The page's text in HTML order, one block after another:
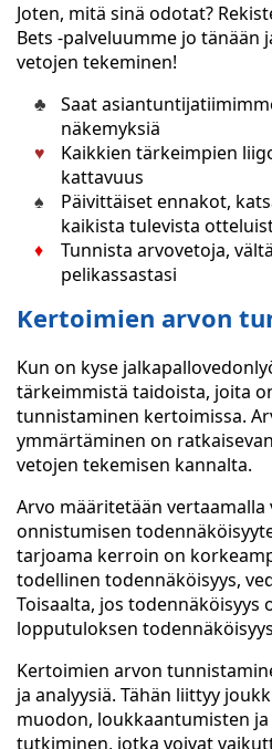
Joten, mitä sinä odotat?
Bets -palveluumme jo tänään
vetojen tekeminen!
Saat
näkemyksiä
Kaikkien tärkeimpien
kattavuus
Päivittäiset ennakot,
kaikista tulevista
Tunnista arvovetoja,
pelikassastasi
Kertoimien arvon
Kun on kyse
tärkeimmistä taidoista, joita
tunnistaminen kertoimissa.
ymmärtäminen on
vetojen tekemisen kannalta.
Arvo määritetään
onnistumisen
tarjoama kerroin on
todellinen todennäköisyys,
Toisaalta, jos todennäköisyys
lopputuloksen
Kertoimien arvon
ja analyysiä. Tähän liittyy
muodon, loukkaantumisten
tutkiminen, jotka voivat